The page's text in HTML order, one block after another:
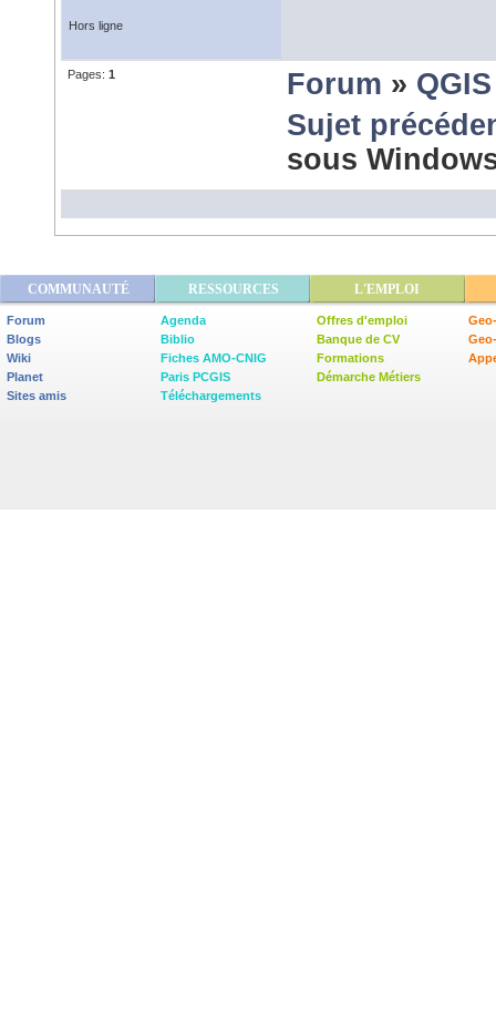
Hors ligne
Pages: 1 Forum » QGIS
Sujet
sous
COMMUNAUTÉ RESSOURCES L'EMPLOI
Forum
Blogs
Wiki
Planet
Sites amis
Agenda
Biblio
Fiches AMO-CNIG
Paris PCGIS
Téléchargements
Offres d'emploi
Banque de CV
Formations
Démarche Métiers